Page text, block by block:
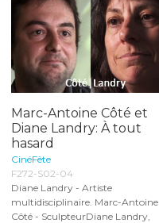
Marc-Antoine Côté et
Diane Landry: À tout
hasard
CinéFête
F272-S02-04
Diane Landry - Artiste
multidisciplinaire. Marc-Antoine
Côté - SculpteurDiane Landry,